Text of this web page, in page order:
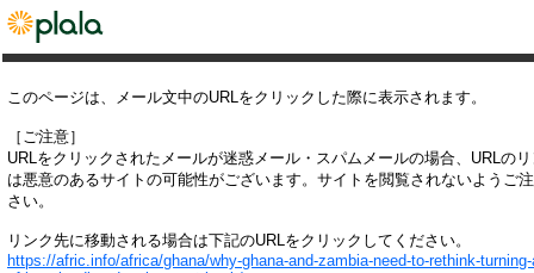
このページは、メール文中のURLをクリックした際に表示されます。
［ご注意］
URLをクリックされたメールが迷惑メール・スパムメールの場合、URLの
は悪意のあるサイトの可能性がございます。サイトを閲覧されないようご
さい。
リンク先に移動される場合は下記のURLをクリックしてください。
https://afric.info/africa/ghana/why-ghana-and-zambia-need-to-rethink-